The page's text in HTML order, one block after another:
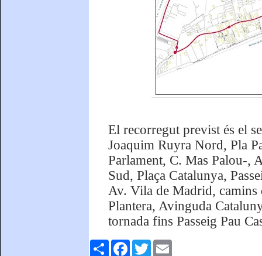
El recorregut previst és el
Joaquim Ruyra Nord, Pla
Parlament, C. Mas Palou-,
Sud, Plaça Catalunya,
Av. Vila de Madrid, camins
Plantera, Avinguda
tornada fins Passeig Pau
ComparteixFacebookTwitter